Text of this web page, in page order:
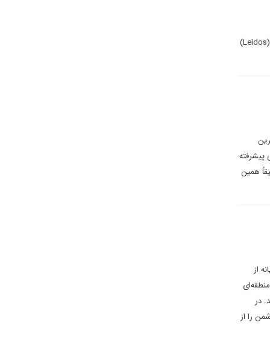
فرماندهی عملیات ویژه ایالات متحده پس از نمایش موفقیت‌آمیز سلاح بلک ارو (Black Arrow) ساخت شرکت لیدوس (Leidos)
پیشرفته
کاهش برد موشکی به ۵۰۰ کیلومتر، دقیقاً همین
از
در
را از